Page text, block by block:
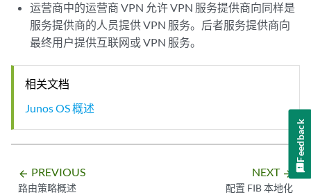
运营商中的运营商 VPN 允许 VPN 服务提供商向同样是
服务提供商的人员提供 VPN 服务。后者服务提供商向
最终用户提供互联网或 VPN 服务。
相关文档
Junos OS 概述
arrow_backward PREVIOUS
路由策略概述
NEXT arrow_forward
配置 FIB 本地化
Feedback